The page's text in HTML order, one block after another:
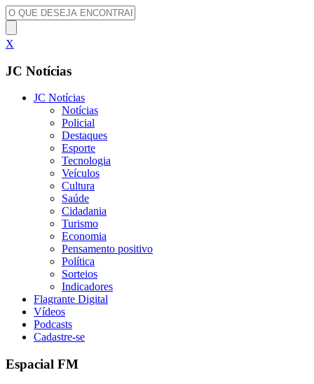
X
JC Notícias
JC Notícias
Notícias
Policial
Destaques
Esporte
Tecnologia
Veículos
Cultura
Saúde
Cidadania
Turismo
Economia
Pensamento positivo
Política
Sorteios
Indicadores
Flagrante Digital
Vídeos
Podcasts
Cadastre-se
Espacial FM